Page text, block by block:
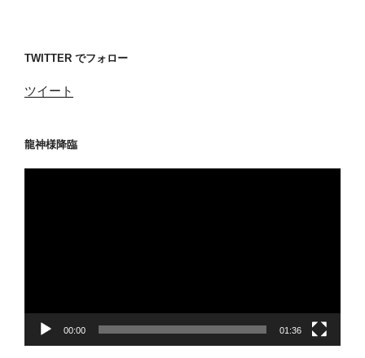
TWITTER でフォロー
ツイート
龍神様降臨
00:00 01:36